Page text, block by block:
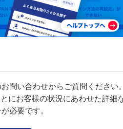
問い合わせからご質問ください。
にお客様の状況にあわせた詳細
必要です。